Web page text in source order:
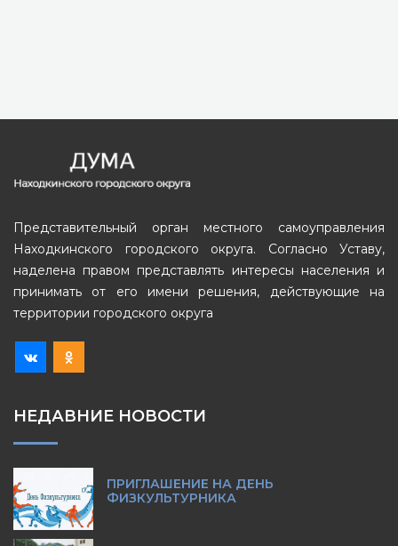
Представительный орган местного самоуправления
Находкинского городского округа. Согласно Уставу,
наделена правом представлять интересы населения и
принимать от его имени решения, действующие на
территории городского округа
НЕДАВНИЕ НОВОСТИ
ПРИГЛАШЕНИЕ НА ДЕНЬ
ФИЗКУЛЬТУРНИКА